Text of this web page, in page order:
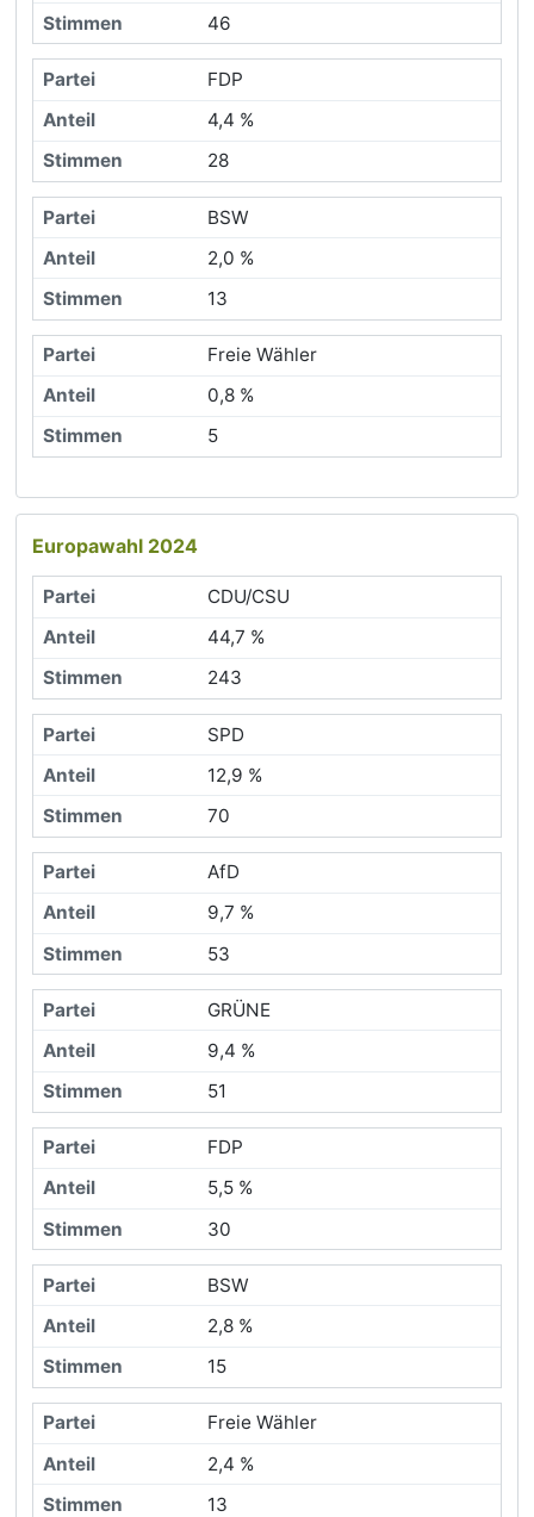
46
FDP
4,4 %
28
BSW
2,0 %
13
Freie Wähler
0,8 %
5
Europawahl 2024
CDU/CSU
44,7 %
243
SPD
12,9 %
70
AfD
9,7 %
53
GRÜNE
9,4 %
51
FDP
5,5 %
30
BSW
2,8 %
15
Freie Wähler
2,4 %
13